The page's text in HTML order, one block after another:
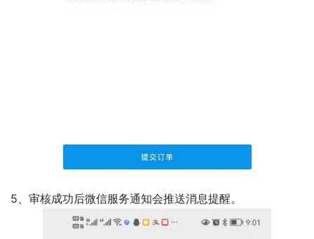
5、审核成功后微信服务通知会推送消息提醒。